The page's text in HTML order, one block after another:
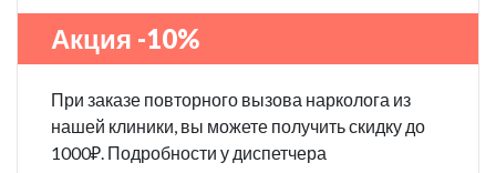
Акция -10%
При заказе повторного вызова нарколога из
нашей клиники, вы можете получить скидку до
1000₽. Подробности у диспетчера